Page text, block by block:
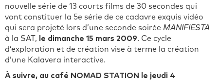
nouvelle série de 13 courts films de 30 secondes qui
vont constituer la 5e série de ce cadavre exquis vidéo
qui sera projeté lors d’une seconde soirée MANIFIESTA
à la SAT,
le dimanche 15 mars 2009. Ce cycle
d’exploration et de création vise à terme la création
d’une Kalavera interactive.
À suivre, au café NOMAD STATION le jeudi 4